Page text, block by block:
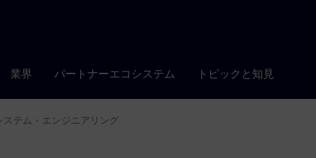
業界 パートナーエコシステム トピックと知見
テム・エンジニアリング